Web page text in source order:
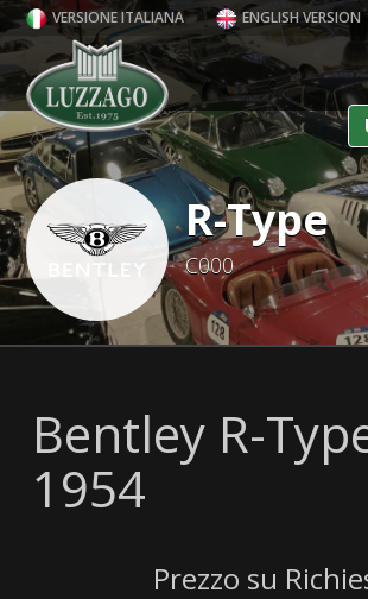
VERSIONE ITALIANA ENGLISH VERSION
R-Type
C000
Bentley R-
1954
Prezzo su